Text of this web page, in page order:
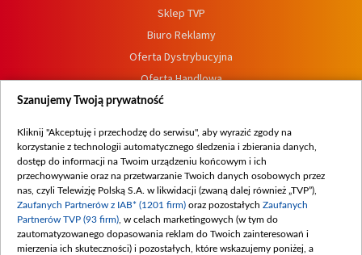
Sklep TVP
Biuro Reklamy
Oferta Dystrybucyjna
Oferta Handlowa
Dostępność
Procedura zgłoszeń wewnętrznych
Szanujemy Twoją prywatność
Kliknij "Akceptuję i przechodzę do serwisu", aby wyrazić zgody na
korzystanie z technologii automatycznego śledzenia i zbierania danych,
dostęp do informacji na Twoim urządzeniu końcowym i ich
przechowywanie oraz na przetwarzanie Twoich danych osobowych przez
nas, czyli Telewizję Polską S.A. w likwidacji (zwaną dalej również „TVP”),
Zaufanych Partnerów z IAB* (1201 firm) oraz pozostałych Zaufanych
Partnerów TVP (93 firm) , w celach marketingowych (w tym do
zautomatyzowanego dopasowania reklam do Twoich zainteresowań i
mierzenia ich skuteczności) i pozostałych, które wskazujemy poniżej, a